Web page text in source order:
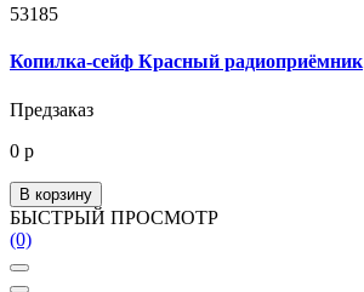
53185
Копилка-сейф Красный радиоприёмник
Предзаказ
0 р
В корзину
БЫСТРЫЙ ПРОСМОТР
(0)